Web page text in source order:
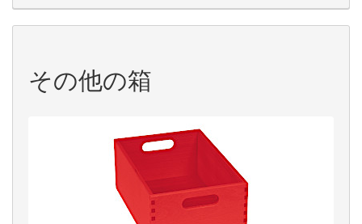
その他の箱